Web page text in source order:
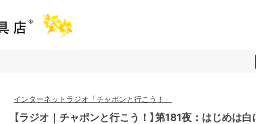
インターネットラジオ「チャポンと行こう！」
【ラジオ｜チャポンと行こう！】第181夜：はじめは白